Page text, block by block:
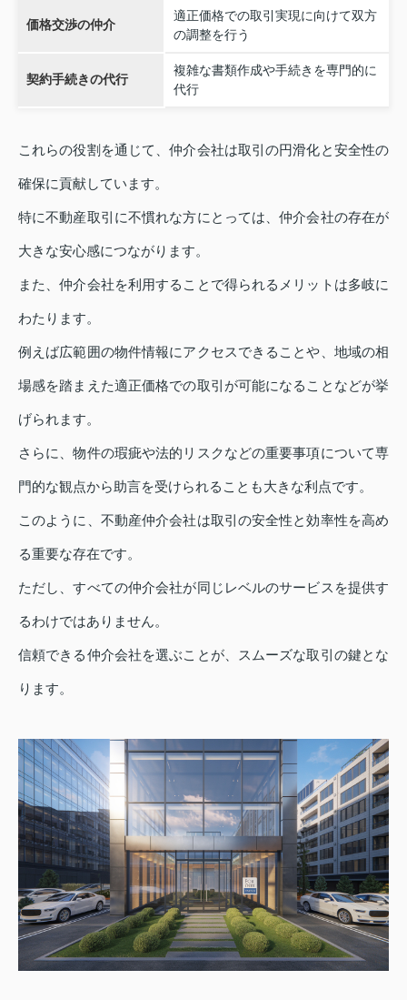
価格交渉の仲介
適正価格での取引実現に向けて双方
の調整を行う
契約手続きの代行
複雑な書類作成や手続きを専門的に
代行
これらの役割を通じて、仲介会社は取引の円滑化と安全性の
確保に貢献しています。
特に不動産取引に不慣れな方にとっては、仲介会社の存在が
大きな安心感につながります。
また、仲介会社を利用することで得られるメリットは多岐に
わたります。
例えば広範囲の物件情報にアクセスできることや、地域の相
場感を踏まえた適正価格での取引が可能になることなどが挙
げられます。
さらに、物件の瑕疵や法的リスクなどの重要事項について専
門的な観点から助言を受けられることも大きな利点です。
このように、不動産仲介会社は取引の安全性と効率性を高め
る重要な存在です。
ただし、すべての仲介会社が同じレベルのサービスを提供す
るわけではありません。
信頼できる仲介会社を選ぶことが、スムーズな取引の鍵とな
ります。